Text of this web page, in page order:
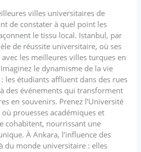
villes universitaires de
de constater à quel point les
le tissu local. Istanbul, par
de réussite universitaire, où ses
les meilleures villes turques en
le dynamisme de la vie
les étudiants affluent dans des rues
des événements qui transforment
en souvenirs. Prenez l’Université
prouesses académiques et
cohabitent, nourrissant une
À Ankara, l’influence des
du monde universitaire : elles